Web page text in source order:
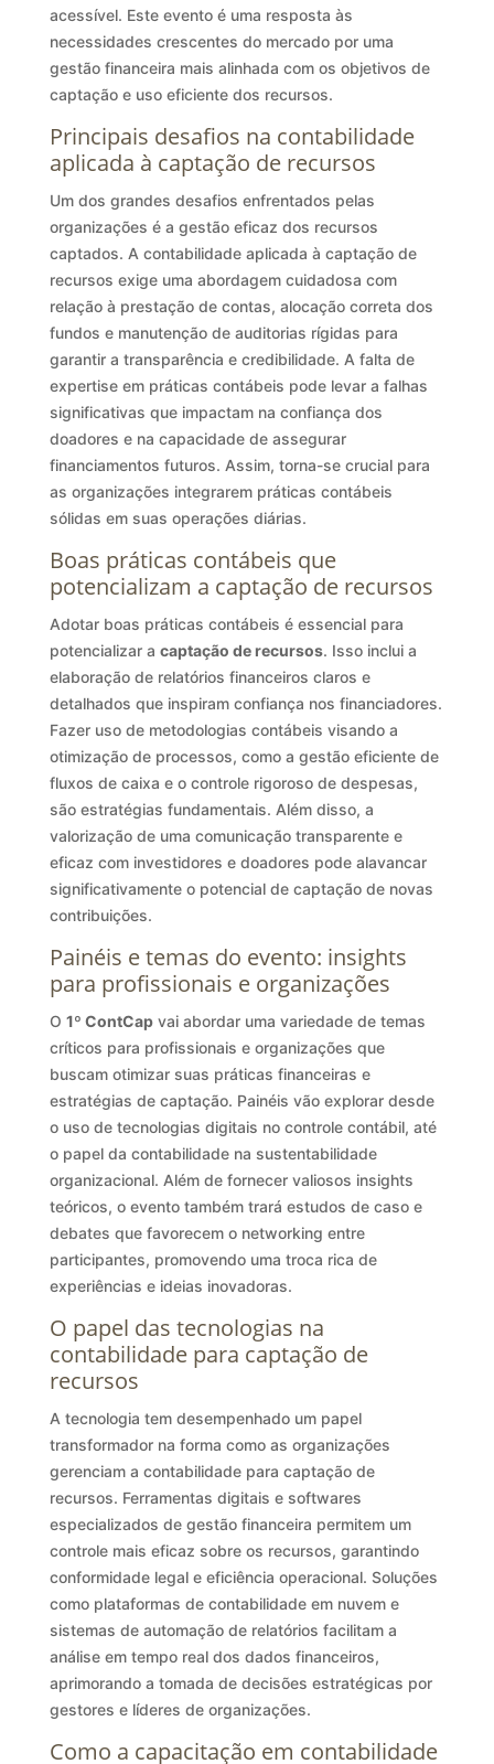
acessível. Este evento é uma resposta às
necessidades crescentes do mercado por uma
gestão financeira mais alinhada com os objetivos de
captação e uso eficiente dos recursos.
Principais desafios na contabilidade
aplicada à captação de recursos
Um dos grandes desafios enfrentados pelas
organizações é a gestão eficaz dos recursos
captados. A contabilidade aplicada à captação de
recursos exige uma abordagem cuidadosa com
relação à prestação de contas, alocação correta dos
fundos e manutenção de auditorias rígidas para
garantir a transparência e credibilidade. A falta de
expertise em práticas contábeis pode levar a falhas
significativas que impactam na confiança dos
doadores e na capacidade de assegurar
financiamentos futuros. Assim, torna-se crucial para
as organizações integrarem práticas contábeis
sólidas em suas operações diárias.
Boas práticas contábeis que
potencializam a captação de recursos
Adotar boas práticas contábeis é essencial para
potencializar a captação de recursos. Isso inclui a
elaboração de relatórios financeiros claros e
detalhados que inspiram confiança nos financiadores.
Fazer uso de metodologias contábeis visando a
otimização de processos, como a gestão eficiente de
fluxos de caixa e o controle rigoroso de despesas,
são estratégias fundamentais. Além disso, a
valorização de uma comunicação transparente e
eficaz com investidores e doadores pode alavancar
significativamente o potencial de captação de novas
contribuições.
Painéis e temas do evento: insights
para profissionais e organizações
O 1º ContCapvai abordar uma variedade de temas
críticos para profissionais e organizações que
buscam otimizar suas práticas financeiras e
estratégias de captação. Painéis vão explorar desde
o uso de tecnologias digitais no controle contábil, até
o papel da contabilidade na sustentabilidade
organizacional. Além de fornecer valiosos insights
teóricos, o evento também trará estudos de caso e
debates que favorecem o networking entre
participantes, promovendo uma troca rica de
experiências e ideias inovadoras.
O papel das tecnologias na
contabilidade para captação de
recursos
A tecnologia tem desempenhado um papel
transformador na forma como as organizações
gerenciam a contabilidade para captação de
recursos. Ferramentas digitais e softwares
especializados de gestão financeira permitem um
controle mais eficaz sobre os recursos, garantindo
conformidade legal e eficiência operacional. Soluções
como plataformas de contabilidade em nuvem e
sistemas de automação de relatórios facilitam a
análise em tempo real dos dados financeiros,
aprimorando a tomada de decisões estratégicas por
gestores e líderes de organizações.
Como a capacitação em contabilidade